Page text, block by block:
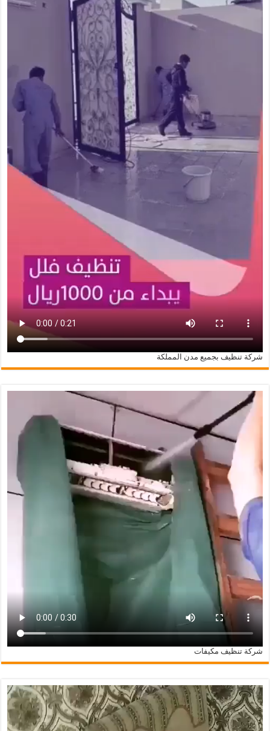
شركة تنظيف بجميع مدن المملكة
شركة تنظيف مكيفات